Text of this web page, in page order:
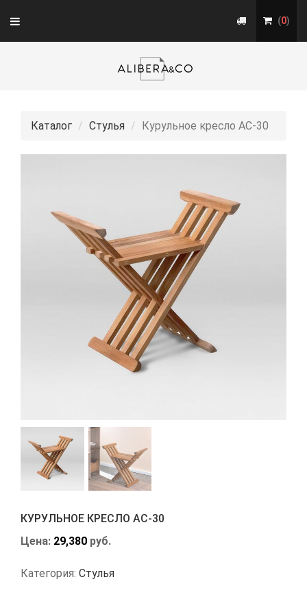
Toggle
navigation
(0)
Каталог Стулья Курульное кресло АС-30
КУРУЛЬНОЕ КРЕСЛО АС-30
Цена: 29,380 руб.
Категория: Стулья